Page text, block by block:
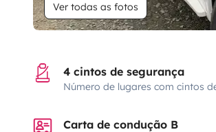
Ver todas as fotos
4 cintos de segurança
Número de lugares com cintos
Carta de condução B